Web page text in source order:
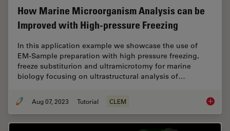
How Marine Microorganism Analysis can be
Improved with High-pressure Freezing
In this application example we showcase the use of
EM-Sample preparation with high pressure freezing,
freeze substiturion and ultramicrotomy for marine
biology focusing on ultrastructural analysis of…
Aug 07, 2023 Tutorial CLEM How